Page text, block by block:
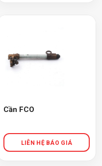
Cần FCO